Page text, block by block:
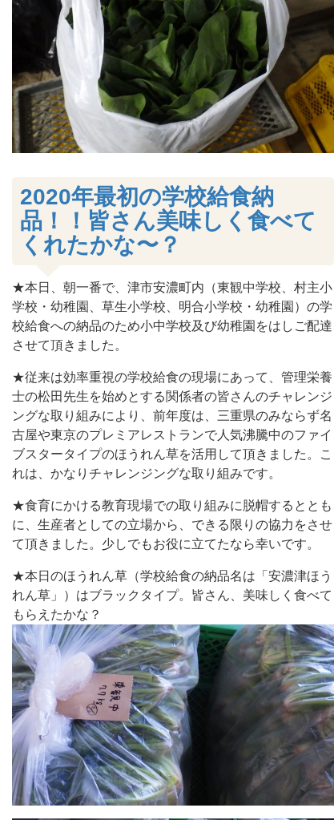
2020年最初の学校給食納
品！！皆さん美味しく食べて
くれたかな〜？
★本日、朝一番で、津市安濃町内（東観中学校、村主小
学校・幼稚園、草生小学校、明合小学校・幼稚園）の学
校給食への納品のため小中学校及び幼稚園をはしご配達
させて頂きました。
★従来は効率重視の学校給食の現場にあって、管理栄養
士の松田先生を始めとする関係者の皆さんのチャレンジ
ングな取り組みにより、前年度は、三重県のみならず名
古屋や東京のプレミアレストランで人気沸騰中のファイ
ブスタータイプのほうれん草を活用して頂きました。こ
れは、かなりチャレンジングな取り組みです。
★食育にかける教育現場での取り組みに脱帽するととも
に、生産者としての立場から、できる限りの協力をさせ
て頂きました。少しでもお役に立てたなら幸いです。
★本日のほうれん草（学校給食の納品名は「安濃津ほう
れん草」）はブラックタイプ。皆さん、美味しく食べて
もらえたかな？